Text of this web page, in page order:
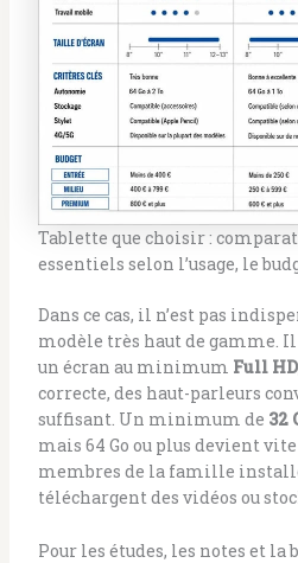
Tablette que choisir :
essentiels selon l’usage, le
Dans ce cas, il n’est pas
modèle très haut de gamme.
un écran au minimum Full HD
correcte, des haut-parleurs
suffisant. Un minimum de 32
mais 64 Go ou plus devient
membres de la famille
téléchargent des vidéos ou
Pour les études, les notes et la